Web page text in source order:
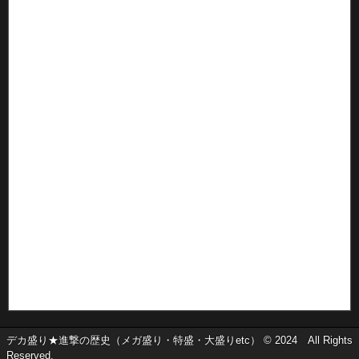
デカ盛り★進撃の歴史（メガ盛り・特盛・大盛りetc） © 2024 All Rights
Reserved.